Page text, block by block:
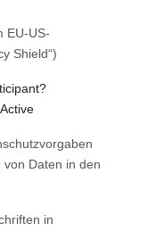
EU-US-
Shield“)
Daten in den
in